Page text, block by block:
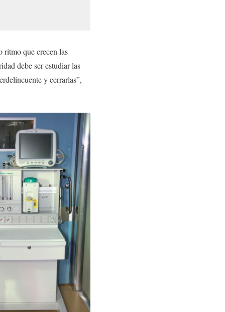
ritmo que crecen las
debe ser estudiar las
y cerrarlas”,